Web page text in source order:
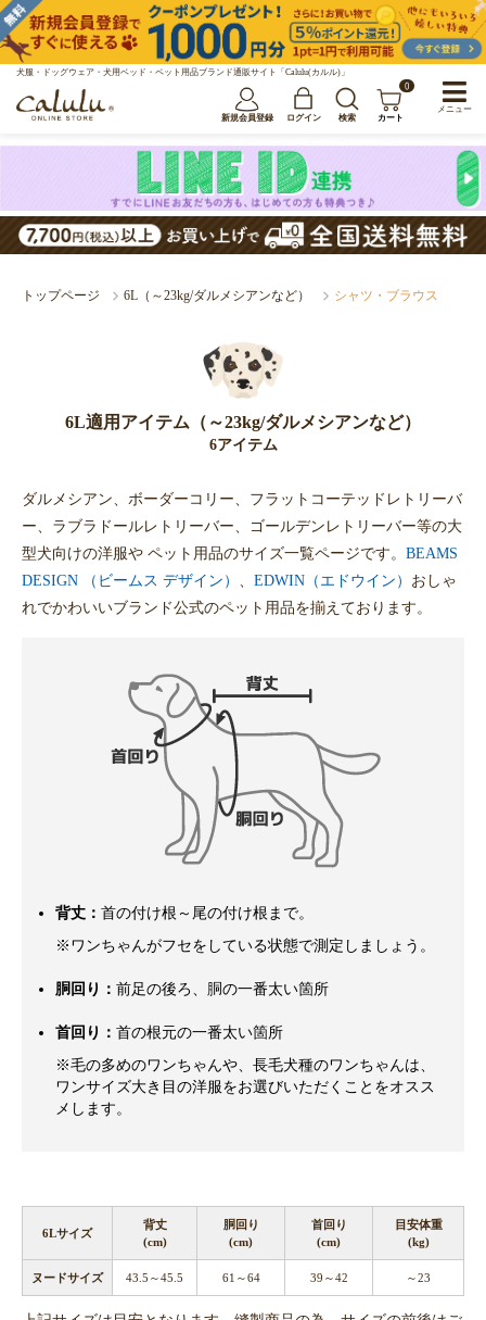
犬服・ドッグウェア・犬用ベッド・ペット用品ブランド通販サイト「Calulu(カルル)」
新規会員登録 ログイン 検索
0
カート
トップページ 6L（～23kg/ダルメシアンなど） シャツ・ブラウス
6L適用アイテム（～23kg/ダルメシアンなど）
6アイテム
ダルメシアン、ボーダーコリー、フラットコーテッドレトリーバ
ー、ラブラドールレトリーバー、ゴールデンレトリーバー等の大
型犬向けの洋服や ペット用品のサイズ一覧ページです。 BEAMS
DESIGN （ビームス デザイン）
EDWIN（エドウイン） おしゃ
れでかわいいブランド公式のペット用品を揃えております。
背丈： 首の付け根～尾の付け根まで。
※ワンちゃんがフセをしている状態で測定しましょう。
胴回り： 前足の後ろ、胴の一番太い箇所
首回り： 首の根元の一番太い箇所
※毛の多めのワンちゃんや、長毛犬種のワンちゃんは、
ワンサイズ大き目の洋服をお選びいただくことをオスス
メします。
6Lサイズ
背丈
(cm)
胴回り
(cm)
首回り
(cm)
目安体重
(kg)
ヌードサイズ 43.5～45.5 61～64 39～42 ～23
メニュー